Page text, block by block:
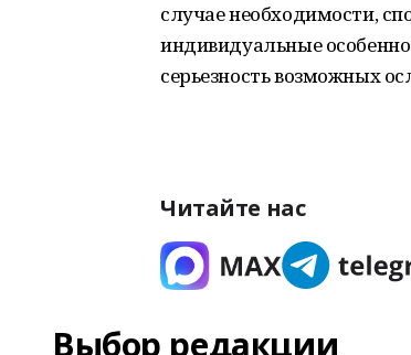
случае необходимости,
индивидуальные
серьезность возможных
Читайте нас
Выбор редакции